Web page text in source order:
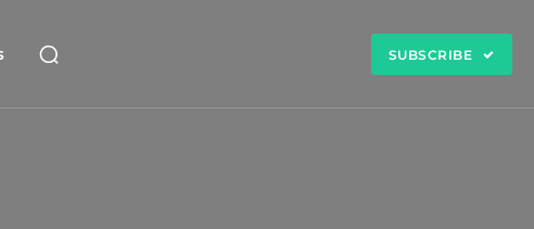
SUBSCRIBE